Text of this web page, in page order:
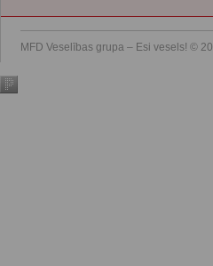
MFD Veselības grupa – Esi vesels! ©